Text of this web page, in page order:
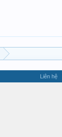
Liên hệ